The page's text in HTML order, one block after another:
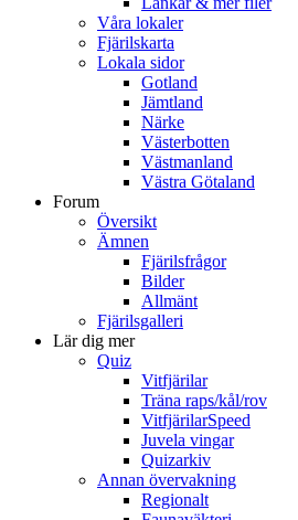
Våra lokaler
Fjärilskarta
Lokala sidor
Gotland
Jämtland
Närke
Västerbotten
Västmanland
Västra Götaland
Forum
Översikt
Ämnen
Fjärilsfrågor
Bilder
Allmänt
Fjärilsgalleri
Lär dig mer
Quiz
Vitfjärilar
Träna raps/kål/rov
VitfjärilarSpeed
Juvela vingar
Quizarkiv
Annan övervakning
Regionalt